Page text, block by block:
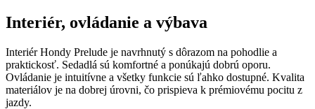
Interiér, ovládanie a výbava
Interiér Hondy Prelude je navrhnutý s dôrazom na pohodlie a
praktickosť. Sedadlá sú komfortné a ponúkajú dobrú oporu.
Ovládanie je intuitívne a všetky funkcie sú ľahko dostupné. Kvalita
materiálov je na dobrej úrovni, čo prispieva k prémiovému pocitu z
jazdy.